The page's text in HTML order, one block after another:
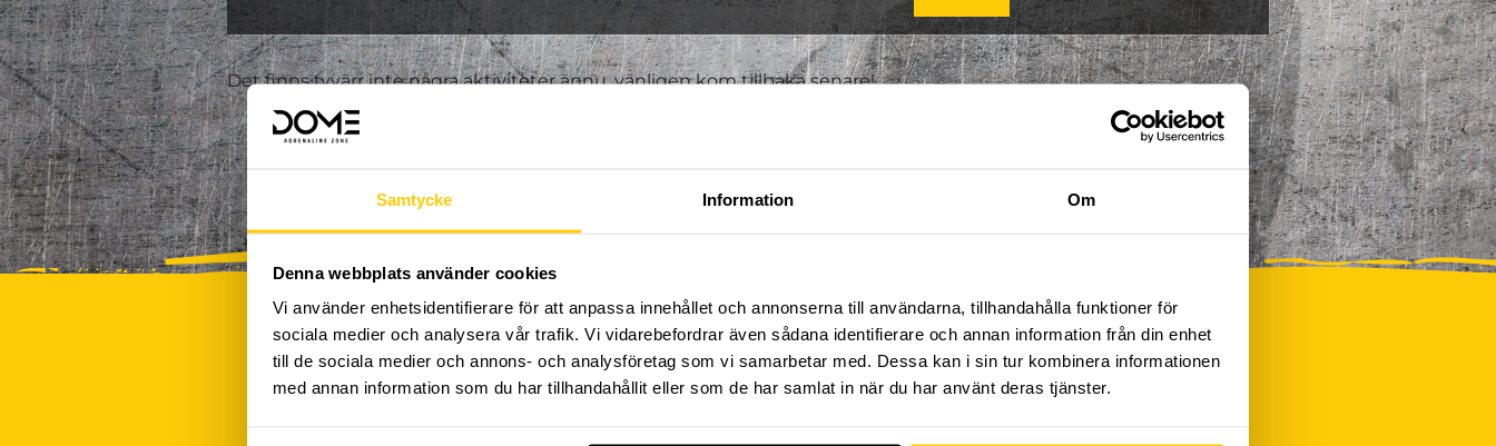
Samtycke Information Om
Denna webbplats använder cookies
Vi använder enhetsidentifierare för att anpassa innehållet och annonserna till användarna, tillhandahålla funktioner för
sociala medier och analysera vår trafik. Vi vidarebefordrar även sådana identifierare och annan information från din enhet
till de sociala medier och annons- och analysföretag som vi samarbetar med. Dessa kan i sin tur kombinera informationen
med annan information som du har tillhandahållit eller som de har samlat in när du har använt deras tjänster.
Det finns tyvärr inte några aktiviteter ännu, vänligen kom tillbaka senare!
FÖLJ OSS PÅ SOCIALA MEDIER